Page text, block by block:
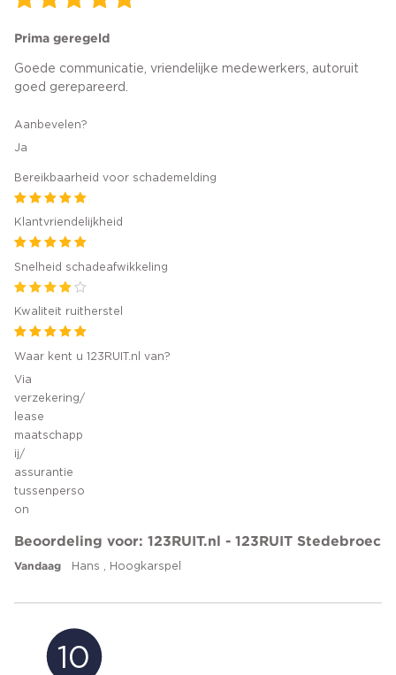
Prima geregeld
Goede communicatie, vriendelijke medewerkers, autoruit
goed gerepareerd.
Aanbevelen?
Ja
Bereikbaarheid voor schademelding
Klantvriendelijkheid
Snelheid schadeafwikkeling
Kwaliteit ruitherstel
Waar kent u 123RUIT.nl van?
Via
verzekering/
lease
maatschapp
ij/
assurantie
tussenperso
on
Beoordeling voor: 123RUIT.nl - 123RUIT Stedebroec
Vandaag Hans , Hoogkarspel
10